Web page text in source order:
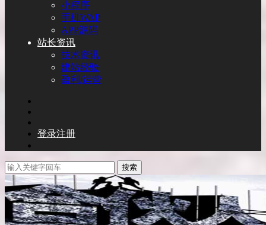
小程序
手机WAP
APP源码
站长资讯
技术资讯
建站经验
盈利/运营
登录注册
搜索